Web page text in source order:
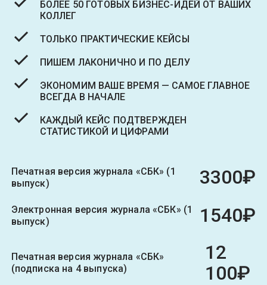
БОЛЕЕ 50 ГОТОВЫХ БИЗНЕС-ИДЕЙ ОТ ВАШИХ
КОЛЛЕГ
ТОЛЬКО ПРАКТИЧЕСКИЕ КЕЙСЫ
ПИШЕМ ЛАКОНИЧНО И ПО ДЕЛУ
ЭКОНОМИМ ВАШЕ ВРЕМЯ — САМОЕ ГЛАВНОЕ
ВСЕГДА В НАЧАЛЕ
КАЖДЫЙ КЕЙС ПОДТВЕРЖДЕН
СТАТИСТИКОЙ И ЦИФРАМИ
Печатная версия журнала «СБК» (1
выпуск)
3300₽
Электронная версия журнала «СБК» (1
выпуск)
1540₽
Печатная версия журнала «СБК»
(подписка на 4 выпуска)
12
100₽